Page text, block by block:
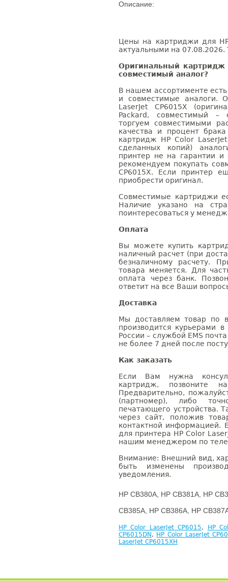
Описание:
Цены на картриджи для
актуальными на 07.08.2026.
Оригинальный картридж
совместимый аналог?
В нашем ассортименте
и совместимые аналоги.
LaserJet CP6015X
Packard, совместимый –
торгуем совместимыми
качества и процент
картридж HP Color
сделанных копий)
принтер не на гарантии
рекомендуем покупать
CP6015X. Если принтер
приобрести оригинал.
Совместимые картриджи
Наличие указано на
поинтересоваться у
Оплата
Вы можете купить
наличный расчет (при
безналичному расчету.
товара меняется. Для
оплата через банк.
ответит на все Ваши
Доставка
Мы доставляем товар по
производится курьерами
России – службой EMS
не более 7 дней после
Как заказать
Если Вам нужна
картридж, позвоните
Предварительно,
(партномер), либо
печатающего устройства.
через сайт, положив
контактной информацией.
для принтера HP Color
нашим менеджером по
Внимание: Внешний вид,
быть изменены
уведомления.
HP CB380A, HP CB381A, HP
CB385A, HP CB386A, HP
HP Color LaserJet CP6015,
HP
CP6015DN , HP Color LaserJet
LaserJet CP6015XH